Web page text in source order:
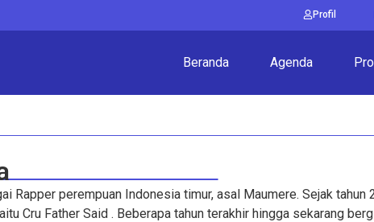
Profil
Beranda Agenda
Rapper perempuan Indonesia timur, asal Maumere. Sejak tahun
Cru Father Said . Beberapa tahun terakhir hingga sekarang